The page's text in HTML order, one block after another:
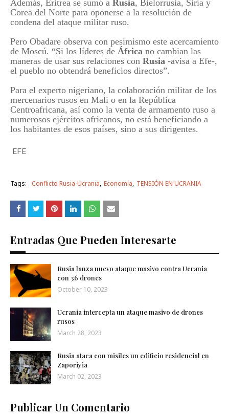
Además, Eritrea se sumó a Rusia, Bielorrusia, Siria y
Corea del Norte para oponerse a la resolución de
condena del ataque militar ruso.
Pero Obadare observa con pesimismo este acercamiento
de Moscú. “Si los líderes de África no cambian las
maneras de usar sus relaciones con Rusia -avisa a Efe-,
el pueblo no obtendrá beneficios directos”.
Para el experto nigeriano, la colaboración militar de los
mercenarios rusos en Mali o en la República
Centroafricana, así como la venta de armamento ruso a
numerosos ejércitos africanos, no está beneficiando a
los habitantes de esos países, sino a sus dirigentes.
EFE
Tags: Conflicto Rusia-Ucrania Economía TENSIÓN EN UCRANIA
Entradas Que Pueden Interesarte
Rusia lanza nuevo ataque masivo contra Ucrania
con 36 drones
October 10, 2023
Ucrania intercepta un ataque masivo de drones
rusos
March 28, 2023
Rusia ataca con misiles un edificio residencial en
Zaporiyia
March 02, 2023
Publicar Un Comentario